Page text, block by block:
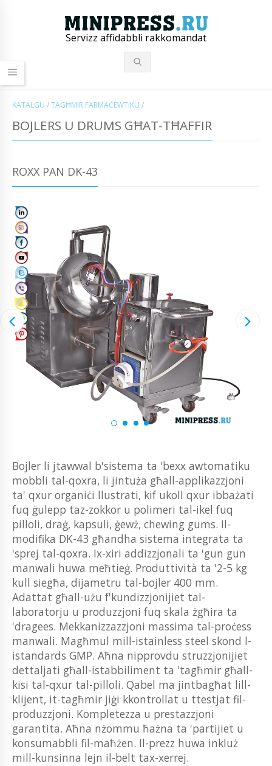
Servizz affidabbli rakkomandat
KATALGU /TAGĦMIR FARMAĊEWTIKU /
BOJLERS U DRUMS GĦAT-TĦAFFIR
ROXX PAN DK-43
Bojler li jtawwal b'sistema ta 'bexx awtomatiku
mobbli tal-qoxra, li jintuża għall-applikazzjoni
ta' qxur organiċi llustrati, kif ukoll qxur ibbażati
fuq ġulepp taz-zokkor u polimeri tal-ikel fuq
pilloli, draġ, kapsuli, ġewż, chewing gums. Il-
modifika DK-43 għandha sistema integrata ta
'sprej tal-qoxra. Ix-xiri addizzjonali ta 'gun gun
manwali huwa meħtieġ. Produttività ta '2-5 kg ​​
kull siegħa, dijametru tal-bojler 400 mm.
Adattat għall-użu f'kundizzjonijiet tal-
laboratorju u produzzjoni fuq skala żgħira ta
'dragees. Mekkanizzazzjoni massima tal-proċess
manwali. Magħmul mill-istainless steel skond l-
istandards GMP. Aħna nipprovdu struzzjonijiet
dettaljati għall-istabbiliment ta 'tagħmir għall-
kisi tal-qxur tal-pilloli. Qabel ma jintbagħat lill-
klijent, it-tagħmir jiġi kkontrollat ​​u ttestjat fil-
produzzjoni. Kompletezza u prestazzjoni
garantita. Aħna nżommu ħażna ta 'partijiet u
konsumabbli fil-maħżen. Il-prezz huwa inkluż
mill-kunsinna lejn il-belt tax-xerrej.